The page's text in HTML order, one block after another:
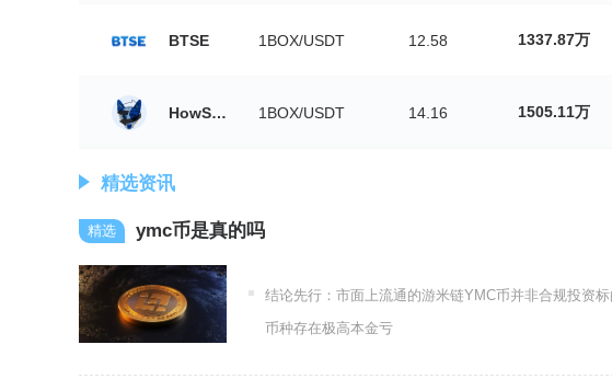
BTSE 1BOX/USDT 12.58 1337.87万
HowSwap 1BOX/USDT 14.16 1505.11万
精选资讯
ymc币是真的吗
结论先行：市面上流通的游米链YMC币并非合规投资
币种存在极高本金亏